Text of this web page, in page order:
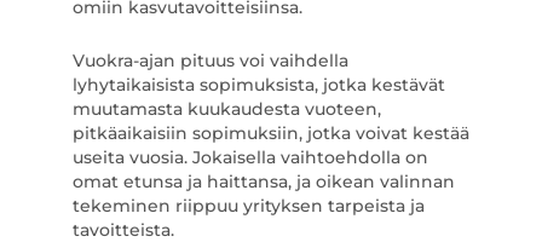
omiin kasvutavoitteisiinsa.
Vuokra-ajan pituus voi vaihdella
lyhytaikaisista sopimuksista, jotka kestävät
muutamasta kuukaudesta vuoteen,
pitkäaikaisiin sopimuksiin, jotka voivat kestää
useita vuosia. Jokaisella vaihtoehdolla on
omat etunsa ja haittansa, ja oikean valinnan
tekeminen riippuu yrityksen tarpeista ja
tavoitteista.